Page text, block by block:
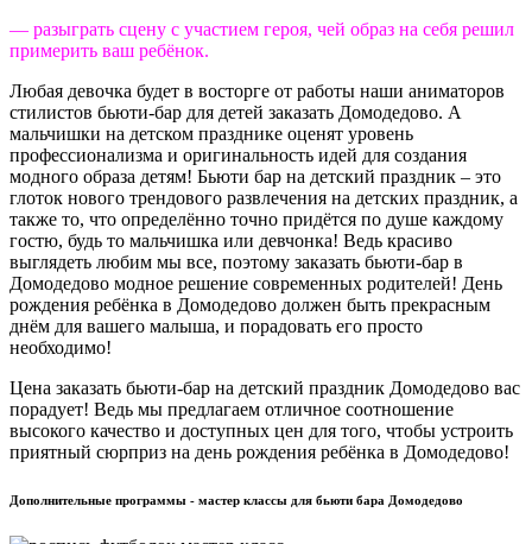
— разыграть сцену с участием героя, чей образ на себя решил
примерить ваш ребёнок.
Любая девочка будет в восторге от работы наши аниматоров
стилистов бьюти-бар для детей заказать Домодедово. А
мальчишки на детском празднике оценят уровень
профессионализма и оригинальность идей для создания
модного образа детям! Бьюти бар на детский праздник – это
глоток нового трендового развлечения на детских праздник, а
также то, что определённо точно придётся по душе каждому
гостю, будь то мальчишка или девчонка! Ведь красиво
выглядеть любим мы все, поэтому заказать бьюти-бар в
Домодедово модное решение современных родителей! День
рождения ребёнка в Домодедово должен быть прекрасным
днём для вашего малыша, и порадовать его просто
необходимо!
Цена заказать бьюти-бар на детский праздник Домодедово вас
порадует! Ведь мы предлагаем отличное соотношение
высокого качество и доступных цен для того, чтобы устроить
приятный сюрприз на день рождения ребёнка в Домодедово!
Дополнительные программы - мастер классы для бьюти бара Домодедово